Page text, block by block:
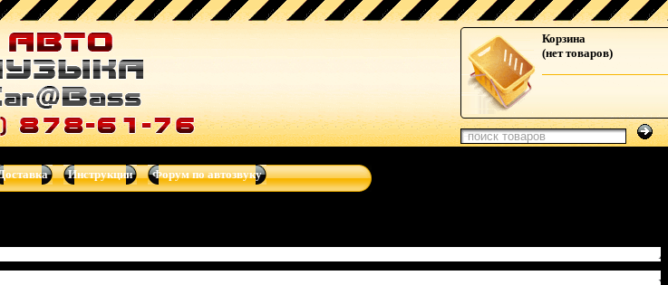
усилители, dvd-магнитолы, навигационные системы от Clarion, Mystery, Kicker, Prology,
Корзина
(нет товаров)
Инструкции Форум по автозвуку